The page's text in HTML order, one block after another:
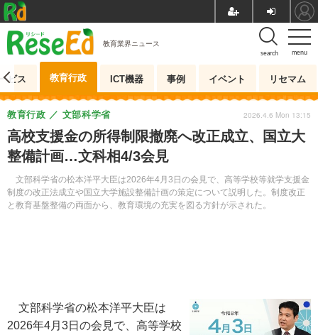
menu
search
教育業界ニュース
ビス 教育行政 ICT機器 事例 イベント リセマム
高校支援金の所得制限撤廃へ改正成立、国立大
整備計画…文科相4/3会見
文部科学省の松本洋平大臣は2026年4月3日の会見で、高等学校等就学支援金
制度の改正法成立や国立大学施設整備計画の策定について説明した。制度改正
と教育基盤整備の両面から、教育環境の充実を図る方針が示された。
教育行政 文部科学省 2026.4.6 Mon 13:15
文部科学省の松本洋平大臣は
2026年4月3日の会見で、高等学校